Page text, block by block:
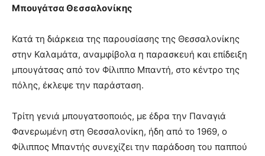
Μπουγάτσα Θεσσαλονίκης
Κατά τη διάρκεια της παρουσίασης της Θεσσαλονίκης
στην Καλαμάτα, αναμφίβολα η παρασκευή και επίδειξη
μπουγάτσας από τον Φίλιππο Μπαντή, στο κέντρο της
πόλης, έκλεψε την παράσταση.
Τρίτη γενιά μπουγατσοποιός, με έδρα την Παναγιά
Φανερωμένη στη Θεσσαλονίκη, ήδη από το 1969, ο
Φίλιππος Μπαντής συνεχίζει την παράδοση του παππού